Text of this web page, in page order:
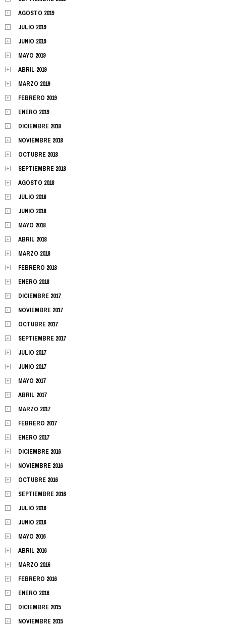
AGOSTO 2019
JULIO 2019
JUNIO 2019
MAYO 2019
ABRIL 2019
MARZO 2019
FEBRERO 2019
ENERO 2019
DICIEMBRE 2018
NOVIEMBRE 2018
OCTUBRE 2018
SEPTIEMBRE 2018
AGOSTO 2018
JULIO 2018
JUNIO 2018
MAYO 2018
ABRIL 2018
MARZO 2018
FEBRERO 2018
ENERO 2018
DICIEMBRE 2017
NOVIEMBRE 2017
OCTUBRE 2017
SEPTIEMBRE 2017
JULIO 2017
JUNIO 2017
MAYO 2017
ABRIL 2017
MARZO 2017
FEBRERO 2017
ENERO 2017
DICIEMBRE 2016
NOVIEMBRE 2016
OCTUBRE 2016
SEPTIEMBRE 2016
JULIO 2016
JUNIO 2016
MAYO 2016
ABRIL 2016
MARZO 2016
FEBRERO 2016
ENERO 2016
DICIEMBRE 2015
NOVIEMBRE 2015